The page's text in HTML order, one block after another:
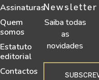
Assinaturas
Quem
somos
Estatuto
editorial
Contactos
Newsletter
Saiba todas
as
novidades